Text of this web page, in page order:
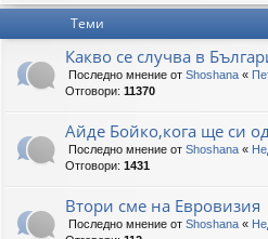
Теми
Какво се случва в
Последно мнение от Shoshana «
Отговори: 11370
Айде Бойко,кога ще си
Последно мнение от Shoshana «
Отговори: 1431
Втори сме на Евровизия
Последно мнение от Shoshana «